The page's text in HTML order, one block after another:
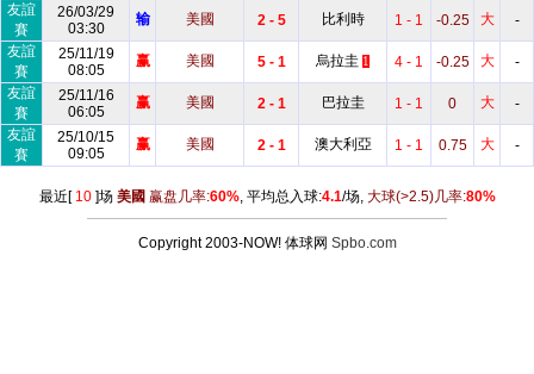
友誼
賽
26/03/29
03:30
输 美國 2 - 5 比利時 1 - 1 -0.25 大
-
友誼
賽
25/11/19
08:05
赢 美國 5 - 1 烏拉圭 1 4 - 1 -0.25 大
-
友誼
賽
25/11/16
06:05
赢 美國 2 - 1 巴拉圭 1 - 1 0 大
-
友誼
賽
25/10/15
09:05
赢 美國 2 - 1 澳大利亞 1 - 1 0.75 大 -
最近[ 10]场 美國 赢盘几率:60%, 平均总入球:4.1/场, 大球(>2.5)几率:80%
Copyright 2003-NOW! 体球网 Spbo.com